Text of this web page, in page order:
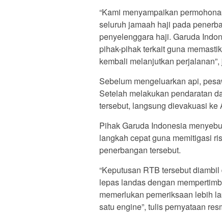
“Kami menyampaikan
seluruh jamaah haji pada
penyelenggara haji. Garuda
pihak-pihak terkait guna
kembali melanjutkan
Sebelum mengeluarkan api,
Setelah melakukan pendaratan
tersebut, langsung dievakuasi
Pihak Garuda Indonesia
langkah cepat guna memitigasi
penerbangan tersebut.
“Keputusan RTB tersebut
lepas landas dengan
memerlukan pemeriksaan lebih
satu engine”, tulis pernyataan